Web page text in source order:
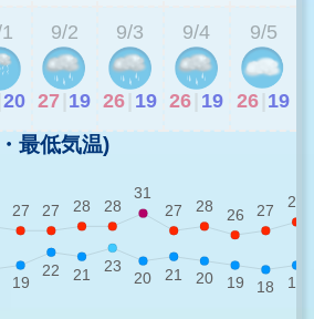
20
9/2
27 19
9/3
26 19
9/4
26 19
9/5
26 19
最低気温)